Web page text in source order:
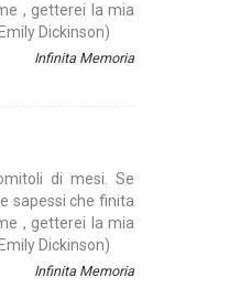
, getterei la mia
Dickinson)
Infinita Memoria
di mesi. Se
sapessi che finita
, getterei la mia
Dickinson)
Infinita Memoria